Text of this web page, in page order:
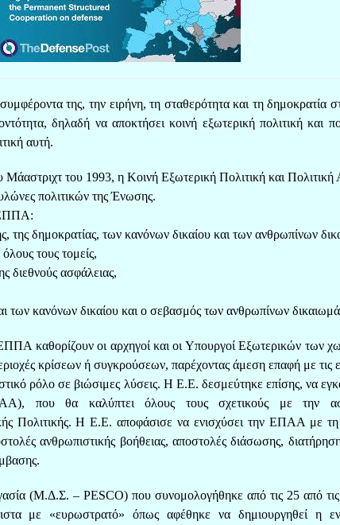
της, την ειρήνη, τη σταθερότητα και τη δημοκρατία
δηλαδή να αποκτήσει κοινή εξωτερική πολιτική και
αυτή.
Μάαστριχτ του 1993, η Κοινή Εξωτερική Πολιτική και
πολιτικών της Ένωσης.
της δημοκρατίας, των κανόνων δικαίου και των ανθρωπίνων
τους τομείς,
διεθνούς ασφάλειας,
κανόνων δικαίου και ο σεβασμός των ανθρωπίνων
καθορίζουν οι αρχηγοί και οι Υπουργοί Εξωτερικών
κρίσεων ή συγκρούσεων, παρέχοντας άμεση επαφή με τις
ρόλο σε βιώσιμες λύσεις. Η Ε.Ε. δεσμεύτηκε επίσης, να
που θα καλύπτει όλους τους σχετικούς με την
Πολιτικής. Η Ε.Ε. αποφάσισε να ενισχύσει την ΕΠΑΑ με
ανθρωπιστικής βοήθειας, αποστολές διάσωσης,
(Μ.Δ.Σ. – PESCO) που συνομολογήθηκε από τις 25 από
με «ευρωστρατό» όπως αφέθηκε να δημιουργηθεί η